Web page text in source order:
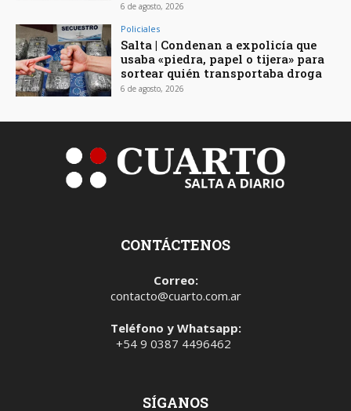
6 de agosto, 2026
Policiales
Salta | Condenan a expolicía que
usaba «piedra, papel o tijera» para
sortear quién transportaba droga
6 de agosto, 2026
CONTÁCTENOS
Correo:
contacto@cuarto.com.ar
Teléfono y Whatsapp:
+54 9 0387 4496462
SÍGANOS